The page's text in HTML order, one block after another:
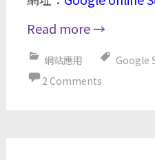
Read more→
網站應用 Google
2 Comments